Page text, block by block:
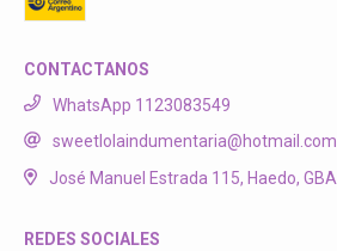
CONTACTANOS
WhatsApp 1123083549
sweetlolaindumentaria@hotmail.com
José Manuel Estrada 115, Haedo, GBA.
REDES SOCIALES